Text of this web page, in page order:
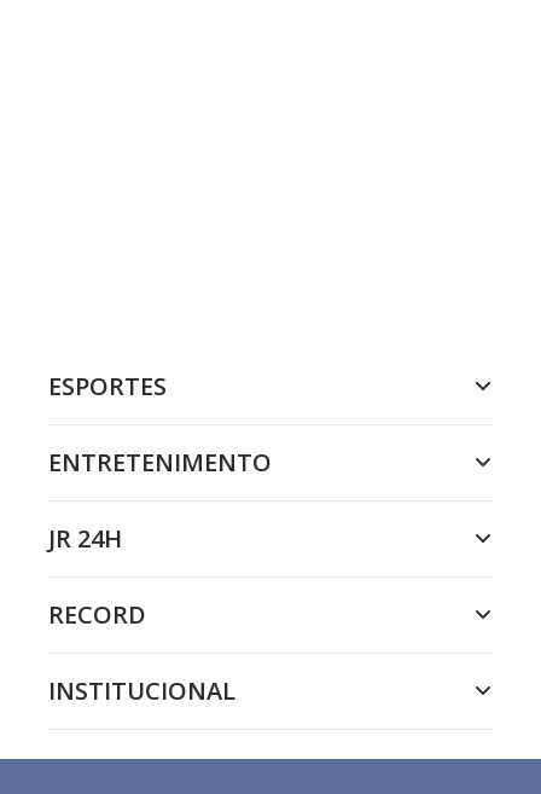
ESPORTES
ENTRETENIMENTO
JR 24H
RECORD
INSTITUCIONAL